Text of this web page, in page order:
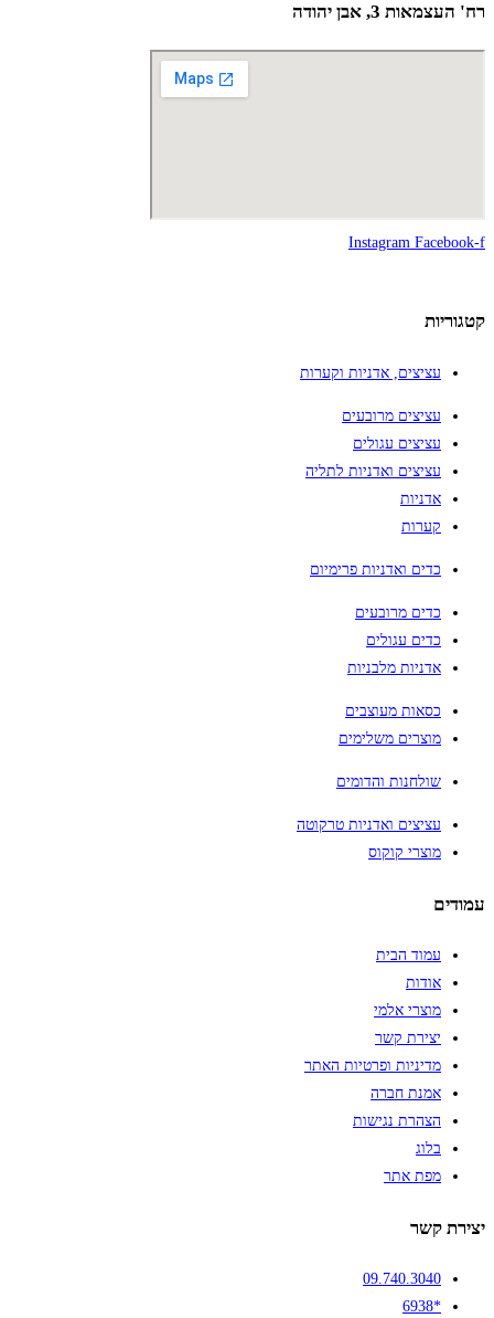
רח' העצמאות 3, אבן יהודה
Instagram Facebook-f
קטגוריות
עציצים, אדניות וקערות
עציצים מרובעים
עציצים עגולים
עציצים ואדניות לתליה
אדניות
קערות
כדים ואדניות פרימיום
כדים מרובעים
כדים עגולים
אדניות מלבניות
כסאות מעוצבים
מוצרים משלימים
שולחנות והדומים
עציצים ואדניות טרקוטה
מוצרי קוקוס
עמודים
עמוד הבית
אודות
מוצרי אלמי
יצירת קשר
מדיניות ופרטיות האתר
אמנת חברה
הצהרת נגישות
בלוג
מפת אתר
יצירת קשר
09.740.3040
*6938